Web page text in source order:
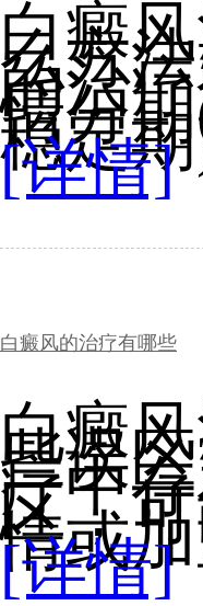
白癜
么方
的治
情分
稳定
[详情]
白癜风的治疗有哪些
白癜
些误
疗中
区，
情或
[详情]